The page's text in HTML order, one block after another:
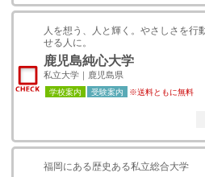
人を想う、人と輝く。やさしさを行
せる人に。
鹿児島純心大学
私立大学｜鹿児島県
学校案内 受験案内 ※送料ともに無料
福岡にある歴史ある私立総合大学